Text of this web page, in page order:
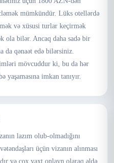
mümkündür. Lüks otellərdə
və xüsusi turlar keçirmək
ola bilər. Ancaq daha sadə bir
da qənaət edə bilərsiniz.
mövcuddur ki, bu da hər
imkan tanıyır.
lazım olub-olmadığını
üçün vizanın alınması
və çox vaxt onlayn olaraq əldə